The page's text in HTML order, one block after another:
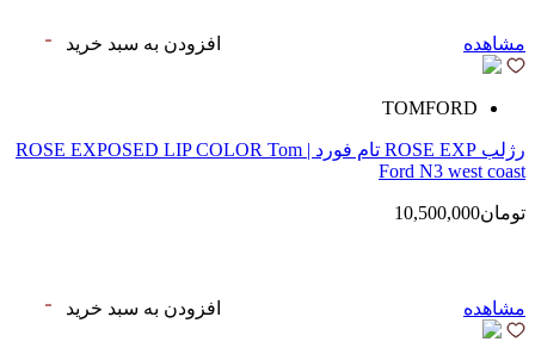
مشاهده افزودن به سبد خرید
TOMFORD
رژلب ROSE EXP تام فورد | ROSE EXPOSED LIP COLOR Tom
Ford N3 west coast
تومان10,500,000
مشاهده افزودن به سبد خرید